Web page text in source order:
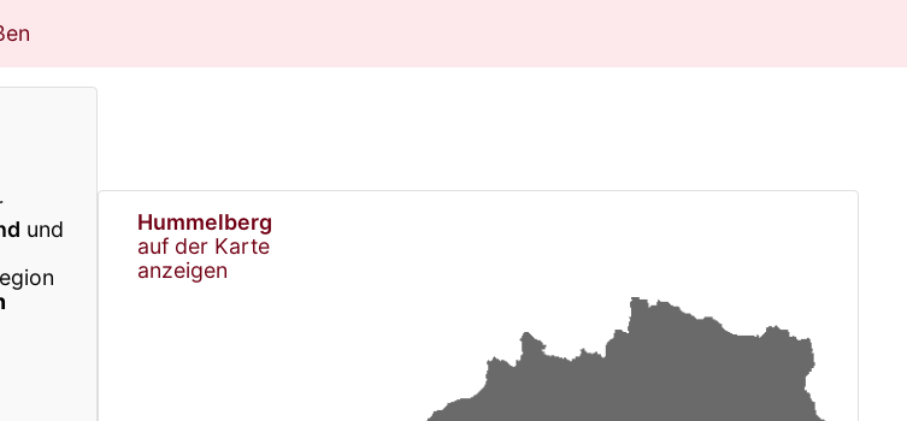
und
Hummelberg
auf der Karte
anzeigen